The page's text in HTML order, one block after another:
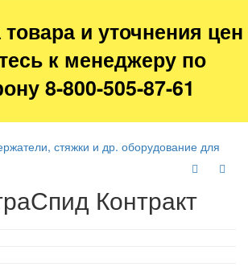
и уточнения цен
к менеджеру по
8-800-505-87-61
стяжки и др. оборудование для
Контракт